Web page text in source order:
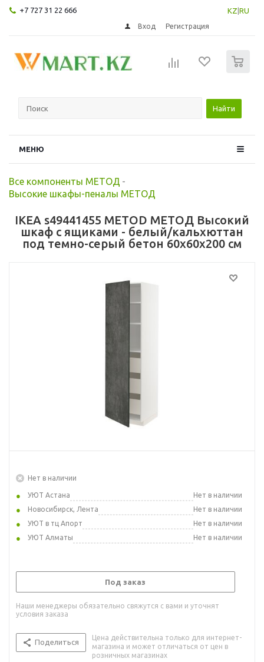
+7 727 31 22 666 KZ RU
Вход Регистрация
Найти
МЕНЮ
Все компоненты МЕТОД -
Высокие шкафы-пеналы МЕТОД
IKEA s49441455 METOD МЕТОД Высокий
шкаф с ящиками - белый/кальхюттан
под темно-серый бетон 60x60x200 см
Нет в наличии
УЮТ Астана
Нет в наличии
Новосибирск, Лента
Нет в наличии
УЮТ в тц Апорт
Нет в наличии
УЮТ Алматы
Нет в наличии
Под заказ
Наши менеджеры обязательно свяжутся с вами и уточнят
условия заказа
Поделиться
Цена действительна только для интернет-
магазина и может отличаться от цен в
розничных магазинах